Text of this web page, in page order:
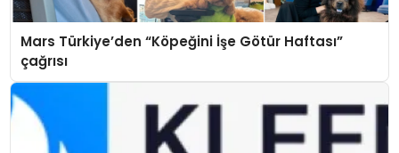
Mars Türkiye’den “Köpeğini İşe Götür Haftası”
çağrısı